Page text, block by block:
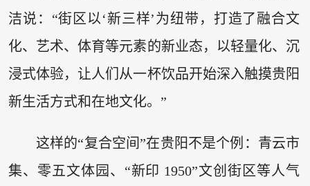
洁说：“街区以‘新三样’为纽带，打造了融合文
化、艺术、体育等元素的新业态，以轻量化、沉
浸式体验，让人们从一杯饮品开始深入触摸贵阳
新生活方式和在地文化。”
这样的“复合空间”在贵阳不是个例：青云市
集、零五文体园、“新印 1950”文创街区等人气